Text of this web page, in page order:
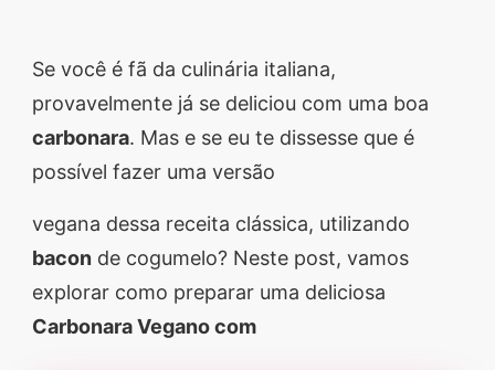
receitas rápidas e fáceis
que vão impressionar
todos ao seu redor.
Transforme suas
agora mesmo!
Se você é fã da culinária italiana,
provavelmente já se deliciou com uma boa
carbonara. Mas e se eu te dissesse que é
possível fazer uma versão
vegana dessa receita clássica, utilizando
bacon de cogumelo? Neste post, vamos
explorar como preparar uma deliciosa
Carbonara Vegano com